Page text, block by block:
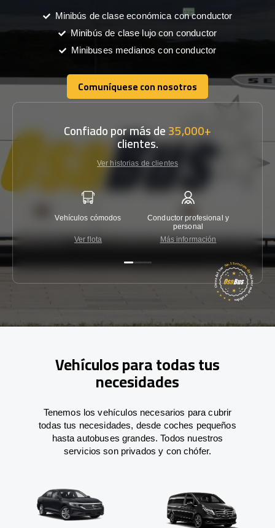
Minibús de clase económica con conductor
Minibús de clase lujo con conductor
Minibuses medianos con conductor
Comuníquese con nosotros
Comuníquese con nosotros
Confiado por más de35,000+
clientes.
Ver historias de clientes
Vehículos cómodos
Ver flota
Conductor profesional y
personal
Más información
Vehículos para todas tus
necesidades
Tenemos los vehículos necesarios para cubrir
todas tus necesidades, desde coches pequeños
hasta autobuses grandes. Todos nuestros
servicios son privados y con chófer.